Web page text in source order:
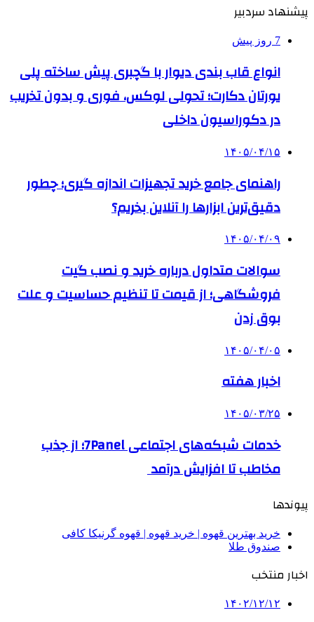
پیشنهاد سردبیر
7 روز پیش
انواع قاب بندی دیوار با گچبری پیش ساخته پلی
یورتان دکارت؛ تحولی لوکس، فوری و بدون تخریب
در دکوراسیون داخلی
۱۴۰۵/۰۴/۱۵
راهنمای جامع خرید تجهیزات اندازه گیری؛ چطور
دقیق‌ترین ابزارها را آنلاین بخریم؟
۱۴۰۵/۰۴/۰۹
سوالات متداول درباره خرید و نصب گیت
فروشگاهی؛ از قیمت تا تنظیم حساسیت و علت
بوق زدن
۱۴۰۵/۰۴/۰۵
اخبار هفته
۱۴۰۵/۰۳/۲۵
خدمات شبکه‌های اجتماعی 7Panel؛ از جذب
مخاطب تا افزایش درآمد
پیوندها
خرید بهترین قهوه | خرید قهوه | قهوه گرنیکا کافی
صندوق طلا
اخبار منتخب
۱۴۰۲/۱۲/۱۲